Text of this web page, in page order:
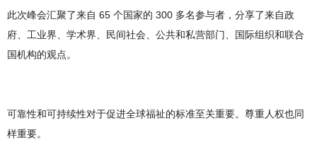
此次峰会汇聚了来自 65 个国家的 300 多名参与者，分享了来自政
府、工业界、学术界、民间社会、公共和私营部门、国际组织和联合
国机构的观点。
可靠性和可持续性对于促进全球福祉的标准至关重要。尊重人权也同
样重要。